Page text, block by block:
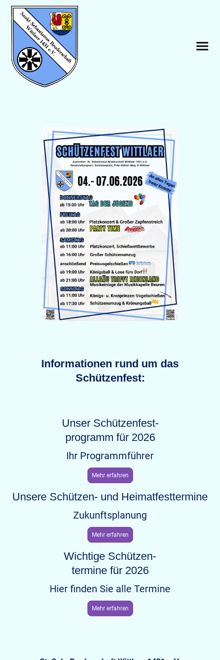
Informationen rund um das
Schützenfest:
Unser Schützenfest-
programm für 2026
Ihr Programmführer
Mehr erfahren
Unsere Schützen- und Heimatfesttermine
Zukunftsplanung
Mehr erfahren
Wichtige Schützen-
termine für 2026
Hier finden Sie alle Termine
Mehr erfahren